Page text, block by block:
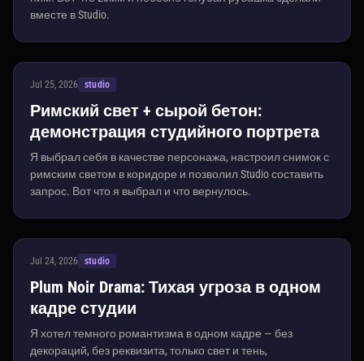
вместе в Studio.
Jul 25, 2026 studio
Римский свет + сырой бетон:
демонстрация студийного портрета
Я выбрал себя в качестве персонажа, настроил снимок с
римским светом в коридоре и позволил Studio составить
запрос. Вот что я выбрал и что вернулось.
Jul 24, 2026 studio
Plum Noir Drama: Тихая угроза в одном
кадре студии
Я хотел темного романтизма в одном кадре — без
декораций, без реквизита, только свет и тень,